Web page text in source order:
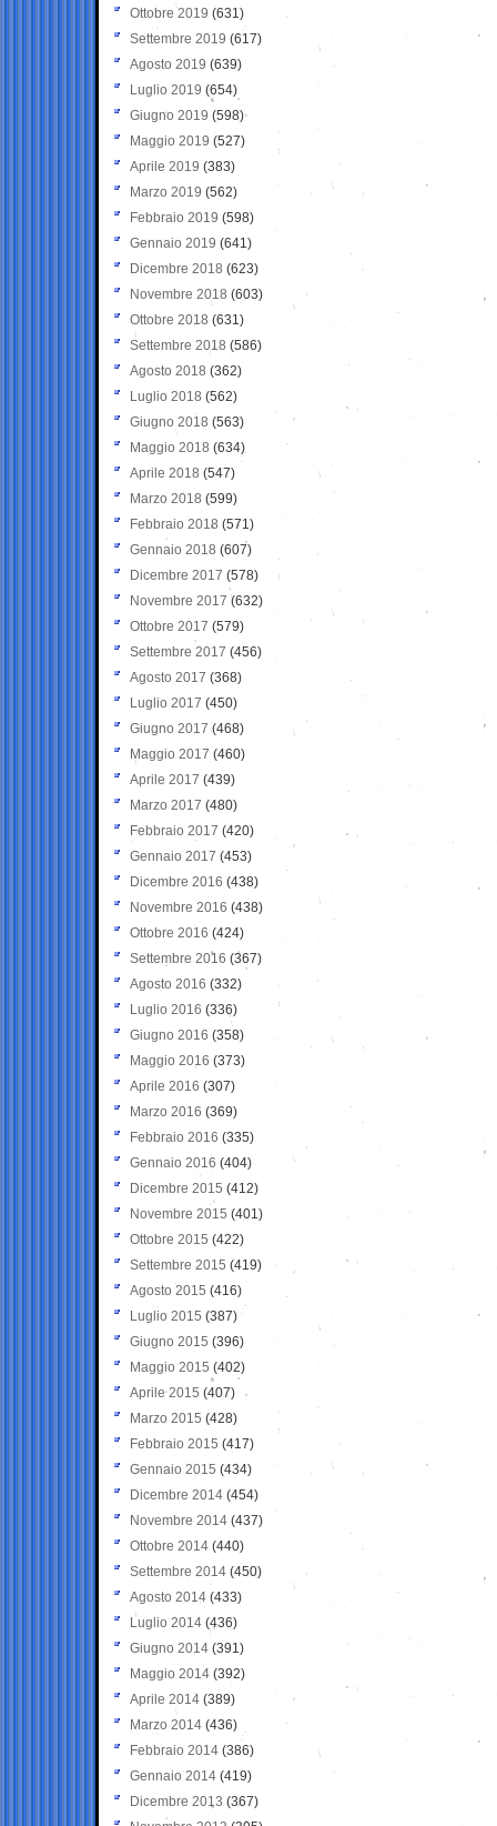
Ottobre 2019 (631)
Settembre 2019 (617)
Agosto 2019 (639)
Luglio 2019 (654)
Giugno 2019 (598)
Maggio 2019 (527)
Aprile 2019 (383)
Marzo 2019 (562)
Febbraio 2019 (598)
Gennaio 2019 (641)
Dicembre 2018 (623)
Novembre 2018 (603)
Ottobre 2018 (631)
Settembre 2018 (586)
Agosto 2018 (362)
Luglio 2018 (562)
Giugno 2018 (563)
Maggio 2018 (634)
Aprile 2018 (547)
Marzo 2018 (599)
Febbraio 2018 (571)
Gennaio 2018 (607)
Dicembre 2017 (578)
Novembre 2017 (632)
Ottobre 2017 (579)
Settembre 2017 (456)
Agosto 2017 (368)
Luglio 2017 (450)
Giugno 2017 (468)
Maggio 2017 (460)
Aprile 2017 (439)
Marzo 2017 (480)
Febbraio 2017 (420)
Gennaio 2017 (453)
Dicembre 2016 (438)
Novembre 2016 (438)
Ottobre 2016 (424)
Settembre 2016 (367)
Agosto 2016 (332)
Luglio 2016 (336)
Giugno 2016 (358)
Maggio 2016 (373)
Aprile 2016 (307)
Marzo 2016 (369)
Febbraio 2016 (335)
Gennaio 2016 (404)
Dicembre 2015 (412)
Novembre 2015 (401)
Ottobre 2015 (422)
Settembre 2015 (419)
Agosto 2015 (416)
Luglio 2015 (387)
Giugno 2015 (396)
Maggio 2015 (402)
Aprile 2015 (407)
Marzo 2015 (428)
Febbraio 2015 (417)
Gennaio 2015 (434)
Dicembre 2014 (454)
Novembre 2014 (437)
Ottobre 2014 (440)
Settembre 2014 (450)
Agosto 2014 (433)
Luglio 2014 (436)
Giugno 2014 (391)
Maggio 2014 (392)
Aprile 2014 (389)
Marzo 2014 (436)
Febbraio 2014 (386)
Gennaio 2014 (419)
Dicembre 2013 (367)